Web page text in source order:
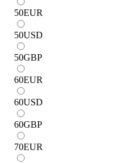
50EUR
50USD
50GBP
60EUR
60USD
60GBP
70EUR